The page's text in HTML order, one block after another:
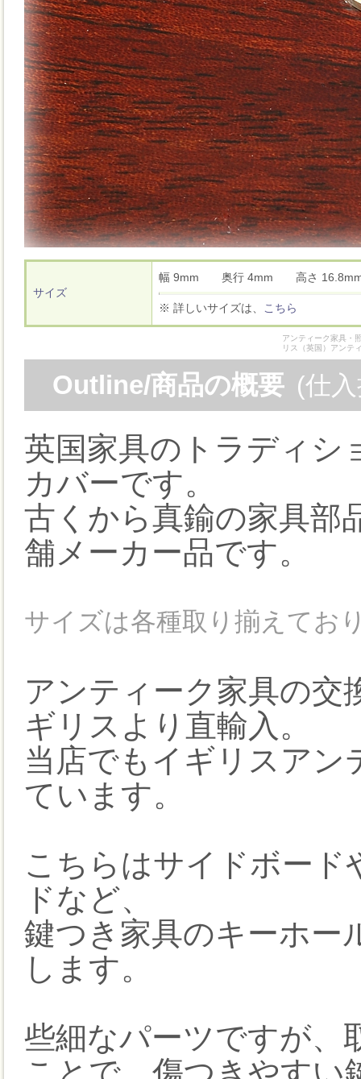
サイズ
幅 9mm 奥行 4mm 高さ
※ 詳しいサイズは、 こちら
アンティーク家具・
リス（英国）アンテ
Outline/商品の概要 (仕
英国家具のトラディシ
カバーです。
古くから真鍮の家具部
舗メーカー品です。
サイズは各種取り揃えてお
アンティーク家具の交
ギリスより直輸入。
当店でもイギリスアン
ています。
こちらはサイドボー
ドなど、
鍵つき家具のキーホー
します。
些細なパーツですが、